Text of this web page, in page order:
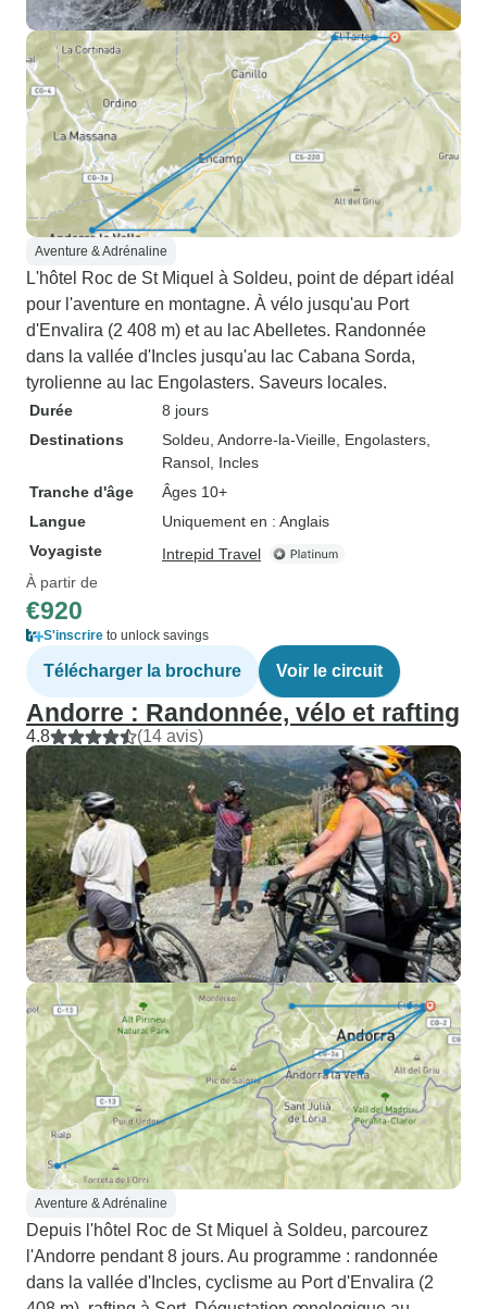
Aventure & Adrénaline
L'hôtel Roc de St Miquel à Soldeu, point de départ idéal
pour l'aventure en montagne. À vélo jusqu'au Port
d'Envalira (2 408 m) et au lac Abelletes. Randonnée
dans la vallée d'Incles jusqu'au lac Cabana Sorda,
tyrolienne au lac Engolasters. Saveurs locales.
Durée
8 jours
Destinations
Soldeu , Andorre-la-Vieille , Engolasters
Ransol , Incles
Tranche d'âge
Âges 10+
Langue
Uniquement en : Anglais
Voyagiste
Intrepid Travel
À partir de
€920
S'inscrire to unlock savings
Télécharger la brochure Voir le circuit
Andorre : Randonnée, vélo et rafting
4.8 (14 avis)
Aventure & Adrénaline
Depuis l'hôtel Roc de St Miquel à Soldeu, parcourez
l'Andorre pendant 8 jours. Au programme : randonnée
dans la vallée d'Incles, cyclisme au Port d'Envalira (2